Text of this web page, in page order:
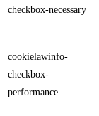
checkbox-necessary
cookielawinfo-
checkbox-
performance